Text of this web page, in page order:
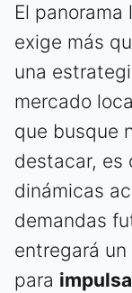
El
exige más
una
mercado
que busque
destacar, es
dinámicas
demandas
entregará
para